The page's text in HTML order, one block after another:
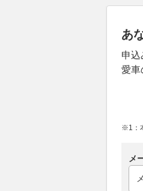
あ
申込
愛車
※1：
メ